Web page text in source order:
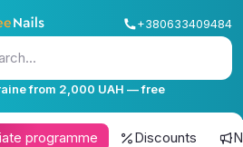
+380633409484
from 2,000 UAH — free
programme Discounts